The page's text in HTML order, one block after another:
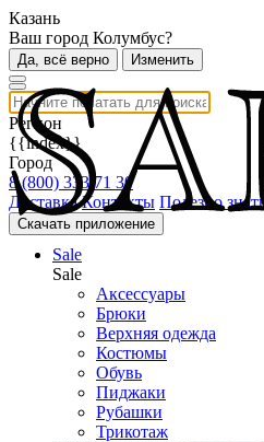
Казань
Ваш город Колумбус?
Да, всё верно Изменить
Регион
{{index}}
Город
8 (800) 333 71 30
Доставка Контакты Полезно знать
Скачать приложение
Sale
Sale
Аксессуары
Брюки
Верхняя одежда
Костюмы
Обувь
Пиджаки
Рубашки
Трикотаж